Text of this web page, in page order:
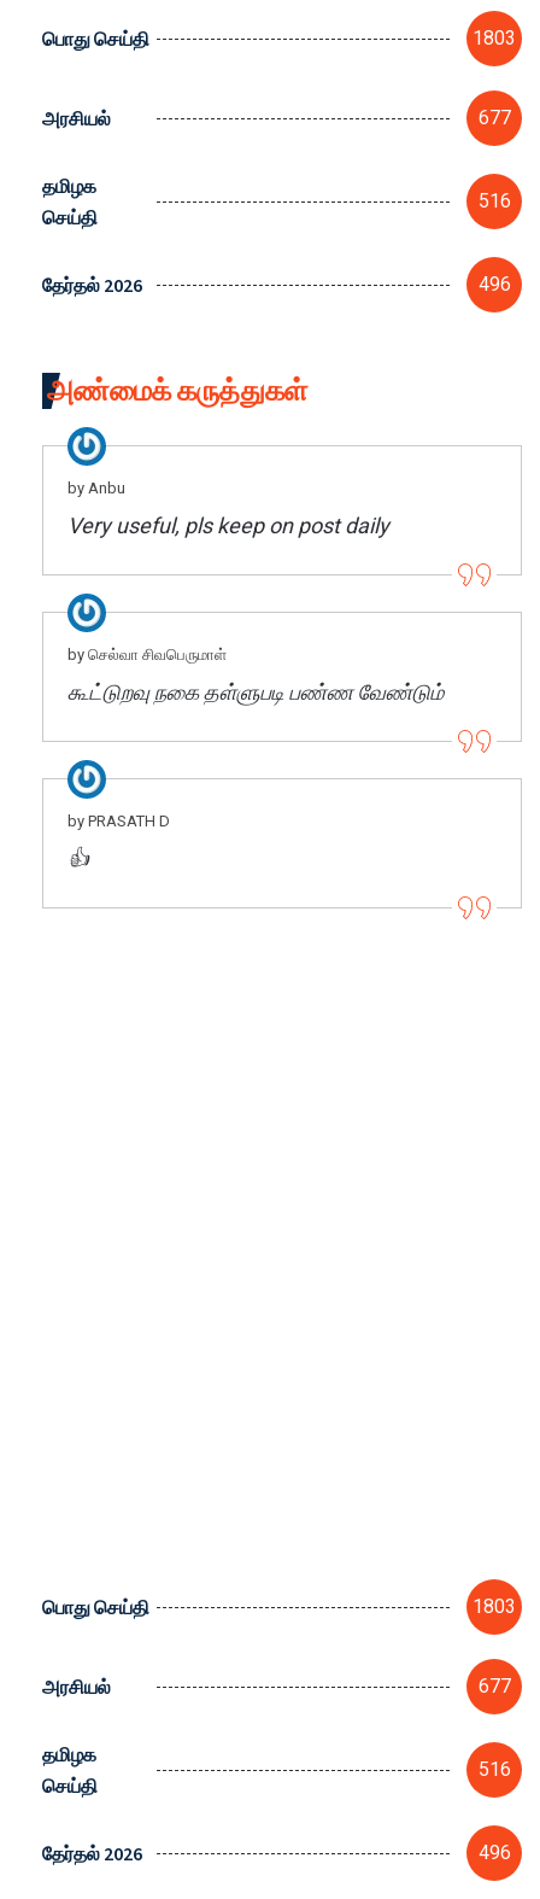
பொது செய்தி 1803
அரசியல் 677
தமிழக
செய்தி
516
தேர்தல் 2026 496
அண்மைக் கருத்துகள்
by Anbu
Very useful, pls keep on post daily
by செல்வா சிவபெருமாள்
கூட்டுறவு நகை தள்ளுபடி பண்ண வேண்டும்
by PRASATH D
👍
பொது செய்தி 1803
அரசியல் 677
தமிழக
செய்தி
516
தேர்தல் 2026 496